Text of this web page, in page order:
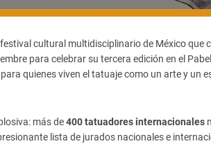
festival cultural multidisciplinario de México que
para celebrar su tercera edición en el
quienes viven el tatuaje como un arte y un
más de400 tatuadores internacionales
lista de jurados nacionales e